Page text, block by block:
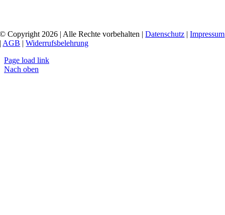
© Copyright 2026 | Alle Rechte vorbehalten |Datenschutz |Impressum
| AGB |Widerrufsbelehrung
Page load link
Nach oben